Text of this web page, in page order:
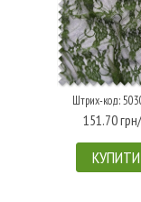
Штрих-код:
151.70
КУПИТИ